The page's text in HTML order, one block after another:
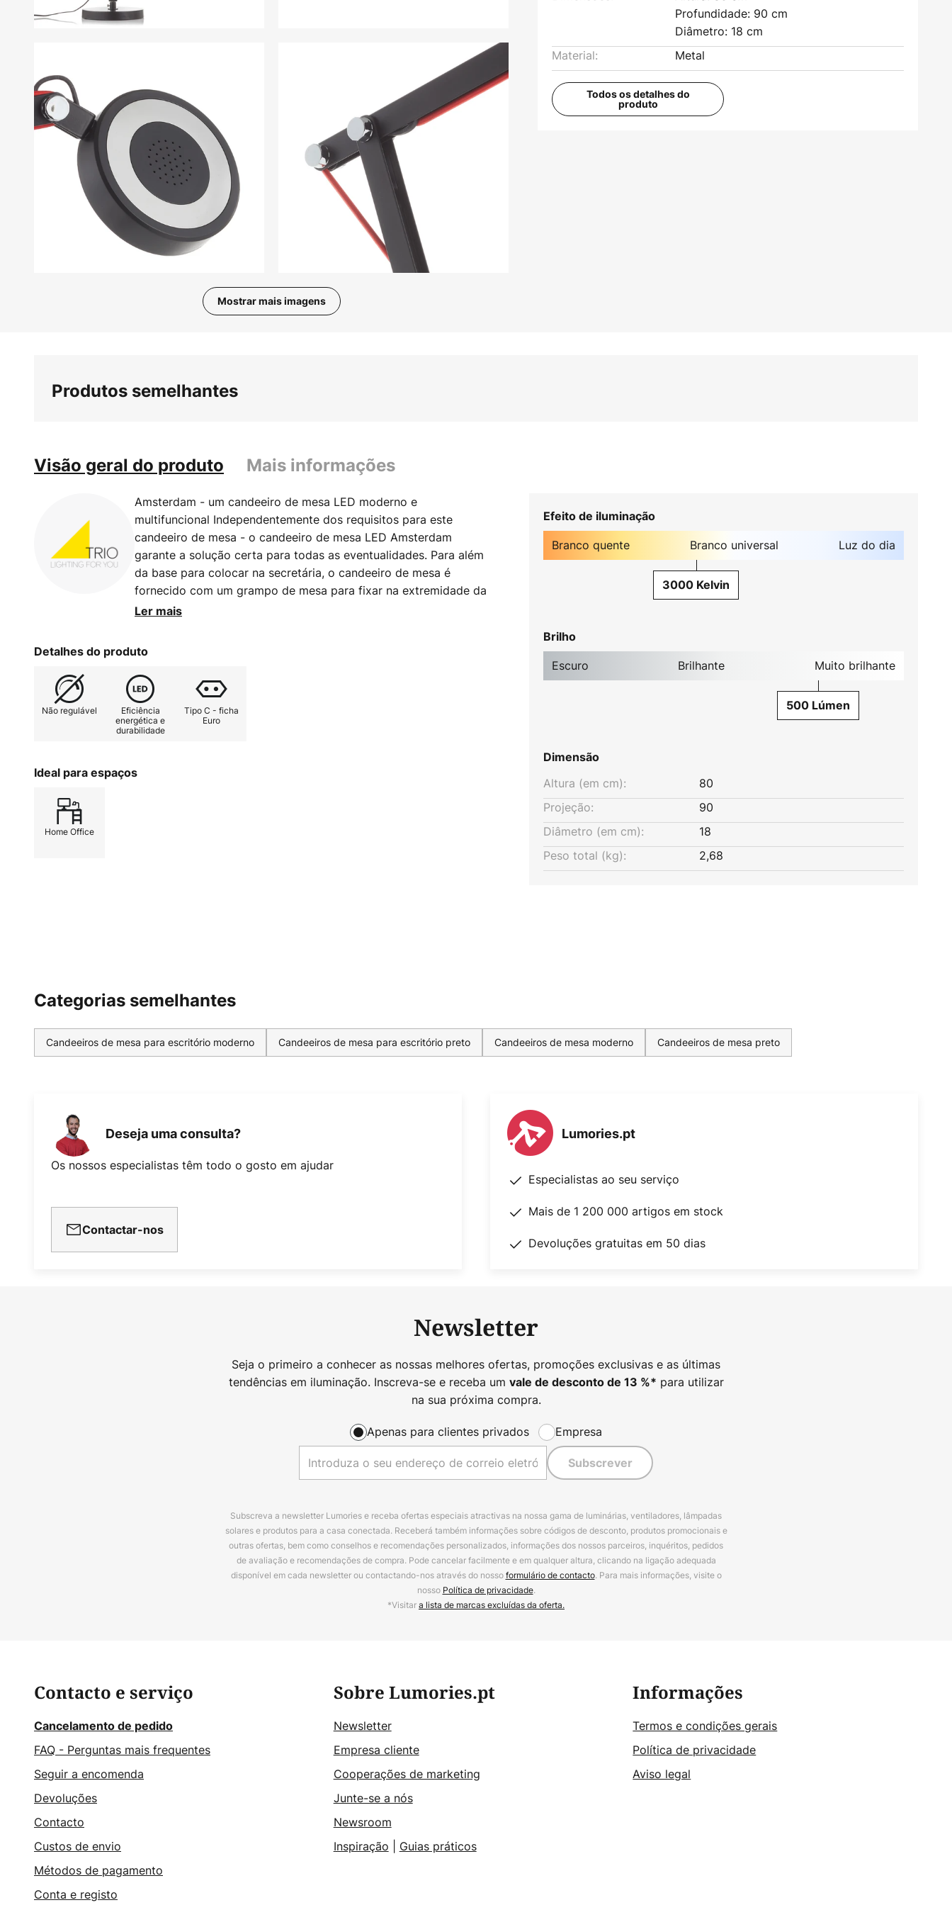
Mostrar mais imagens
Profundidade: 90 cm
Diâmetro: 18 cm
Material:
Metal
Todos os detalhes do
produto
Produtos semelhantes
Visão geral do produto Mais informações
Amsterdam - um candeeiro de mesa LED moderno e
multifuncional Independentemente dos requisitos para este
candeeiro de mesa - o candeeiro de mesa LED Amsterdam
garante a solução certa para todas as eventualidades. Para além
da base para colocar na secretária, o candeeiro de mesa é
fornecido com um grampo de mesa para fixar na extremidade da
secretária ou numa prateleira e também com um suporte de
COB incorporados. Um atrativo especial é o cabo vermelho
brilhante que corre ao longo do braço da luminária. A ficha e o
cabo de ligação com interrutor são pretos.
Ler mais
Detalhes do produto
Não regulável
Eficiência
energética e
durabilidade
Tipo C - ficha
Euro
Ideal para espaços
Home Office
Efeito de iluminação
Branco quente Branco universal Luz do dia
3000 Kelvin
Brilho
Escuro Brilhante Muito brilhante
500 Lúmen
Dimensão
Altura (em cm):
80
Projeção:
90
Diâmetro (em cm):
18
Peso total (kg):
2,68
Categorias semelhantes
Candeeiros de mesa para escritório moderno Candeeiros de mesa para escritório preto Candeeiros de mesa moderno Candeeiros de mesa preto
Deseja uma consulta?
Os nossos especialistas têm todo o gosto em ajudar
Contactar-nos
Lumories.pt
Especialistas ao seu serviço
Mais de 1 200 000 artigos em stock
Devoluções gratuitas em 50 dias
Newsletter
Seja o primeiro a conhecer as nossas melhores ofertas, promoções exclusivas e as últimas
tendências em iluminação. Inscreva-se e receba um vale de desconto de 13 %* para utilizar
na sua próxima compra.
Apenas para clientes privados Empresa
Subscrever
Subscreva a newsletter Lumories e receba ofertas especiais atractivas na nossa gama de luminárias, ventiladores, lâmpadas
solares e produtos para a casa conectada. Receberá também informações sobre códigos de desconto, produtos promocionais e
outras ofertas, bem como conselhos e recomendações personalizados, informações dos nossos parceiros, inquéritos, pedidos
de avaliação e recomendações de compra. Pode cancelar facilmente e em qualquer altura, clicando na ligação adequada
disponível em cada newsletter ou contactando-nos através do nossoformulário de contacto. Para mais informações, visite o
nosso Política de privacidade.
*Visitara lista de marcas excluídas da oferta.
Contacto e serviço
Cancelamento de pedido
FAQ - Perguntas mais frequentes
Seguir a encomenda
Devoluções
Contacto
Custos de envio
Métodos de pagamento
Conta e registo
Sobre Lumories.pt
Newsletter
Empresa cliente
Cooperações de marketing
Junte-se a nós
Newsroom
Inspiração
Guias práticos
Informações
Termos e condições gerais
Política de privacidade
Aviso legal